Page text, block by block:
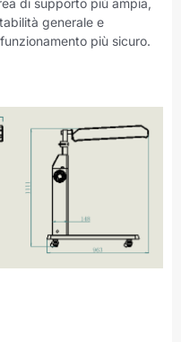
di supporto più ampia,
generale e
più sicuro.